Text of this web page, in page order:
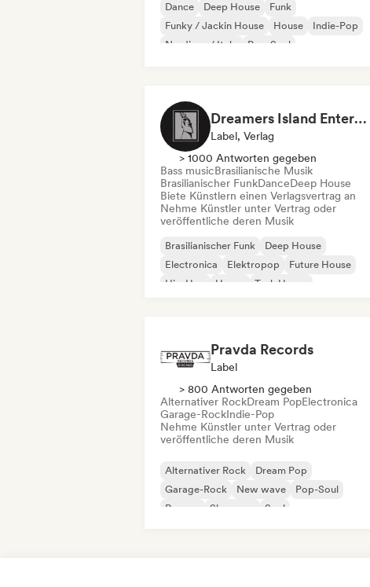
Dance Deep House
Funk
Funky / Jackin House
House
Indie-Pop
Nu-disco / Italo
Pop-Soul
Dreamers Island Entertainment
Label, Verlag
> 1000 Antworten gegeben
Bass musicBrasilianische Musik
Brasilianischer FunkDanceDeep House
Biete Künstlern einen Verlagsvertrag an
Nehme Künstler unter Vertrag oder
veröffentliche deren Musik
Brasilianischer Funk
Deep House
Electronica
Elektropop
Future House
Hip-Hop
House Tech House
Pravda Records
Label
> 800 Antworten gegeben
Alternativer RockDream PopElectronica
Garage-RockIndie-Pop
Nehme Künstler unter Vertrag oder
veröffentliche deren Musik
Alternativer Rock
Dream Pop
Garage-Rock
New wave
Pop-Soul
Reggae
Shoegaze Soul